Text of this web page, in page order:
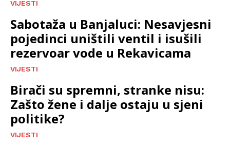
VIJESTI
Sabotaža u Banjaluci: Nesavjesni
pojedinci uništili ventil i isušili
rezervoar vode u Rekavicama
VIJESTI
Birači su spremni, stranke nisu:
Zašto žene i dalje ostaju u sjeni
politike?
VIJESTI